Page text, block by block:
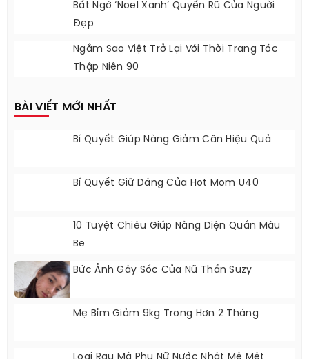
Bất Ngờ ‘Noel Xanh’ Quyến Rũ Của Người
Ngắm Sao Việt Trở Lại Với Thời Trang Tóc
10 Tuyệt Chiêu Giúp Nàng Diện Quần Màu